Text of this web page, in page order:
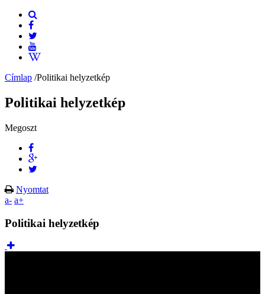
Címlap /Politikai helyzetkép
Politikai helyzetkép
Megoszt
Nyomtat
a- a+
Politikai helyzetkép